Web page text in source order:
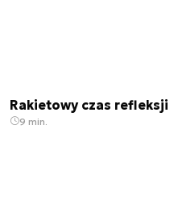
Rakietowy czas refleksji
9 min.